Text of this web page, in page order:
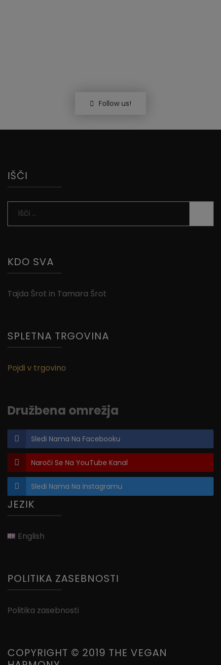
Follow us!
IŠČI
Išči:
KDO SVA
Tajda Šrot in Tamara Šrot
SPLETNA TRGOVINA
Pojdi v trgovino
Družbena omrežja
Sledi Nama Na Facebooku
Naroči Se Na YouTube Kanal
Sledi Nama Na Instagramu
JEZIK
English
POLITIKA ZASEBNOSTI
Politika zasebnosti
COPYRIGHT © 2019 THE VEGAN